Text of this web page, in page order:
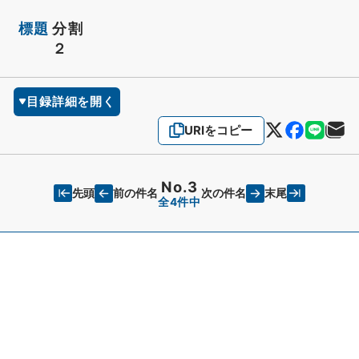
標題 分割
２
目録詳細を開く
URIをコピー
先頭 前の件名 No.3
全4件中
次の件名 末尾